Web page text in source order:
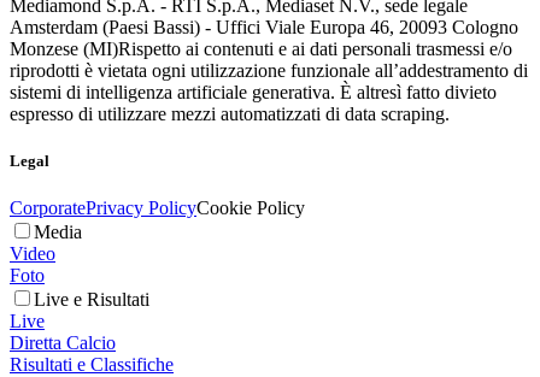
Mediamond S.p.A. - RTI S.p.A., Mediaset N.V., sede legale
Amsterdam (Paesi Bassi) - Uffici Viale Europa 46, 20093 Cologno
Monzese (MI)Rispetto ai contenuti e ai dati personali trasmessi e/o
riprodotti è vietata ogni utilizzazione funzionale all’addestramento di
sistemi di intelligenza artificiale generativa. È altresì fatto divieto
espresso di utilizzare mezzi automatizzati di data scraping.
Legal
CorporatePrivacy PolicyCookie Policy
Media
Video
Foto
Live e Risultati
Live
Diretta Calcio
Risultati e Classifiche